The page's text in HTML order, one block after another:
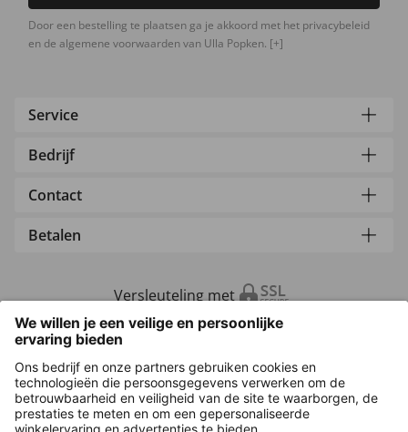
Door een bestelling te plaatsen ga je akkoord met het privacybeleid
en de algemene voorwaarden van Ulla Popken. [+]
Service
Bedrijf
Contact
Betalen
Versleuteling met
Overige webwinkels
Nederland